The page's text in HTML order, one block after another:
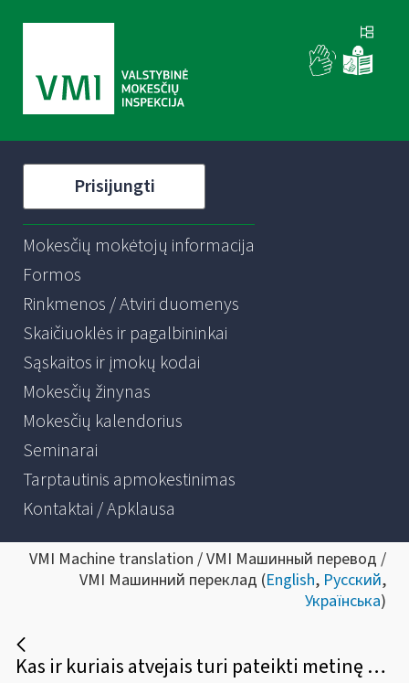
Prisijungti
Mokesčių mokėtojų informacija
Formos
Rinkmenos / Atviri duomenys
Skaičiuoklės ir pagalbininkai
Sąskaitos ir įmokų kodai
Mokesčių žinynas
Mokesčių kalendorius
Seminarai
Tarptautinis apmokestinimas
Kontaktai / Apklausa
VMI Machine translation / VMI Машинный перевод /
VMI Машинний переклад (English, Русский,
Українська)
Kas ir kuriais atvejais turi pateikti metinę PVM deklaraciją (forma FR0516)?